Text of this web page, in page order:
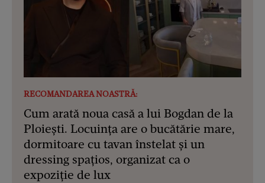
RECOMANDAREA NOASTRĂ:
Cum arată noua casă a lui Bogdan de la
Ploiești. Locuința are o bucătărie mare,
dormitoare cu tavan înstelat și un
dressing spațios, organizat ca o
expoziție de lux